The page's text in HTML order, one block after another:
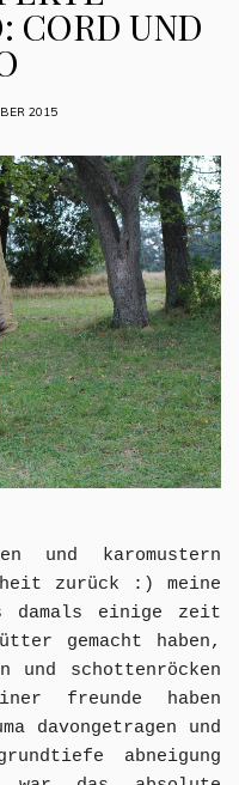
CORD UND
2015
und karomustern
zurück :)
meine
damals einige zeit
gemacht haben,
und schottenröcken
freunde haben
davongetragen und
abneigung